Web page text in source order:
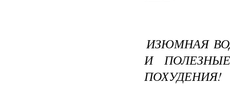
ИЗЮМНАЯ
И
ПОХУДЕНИЯ!